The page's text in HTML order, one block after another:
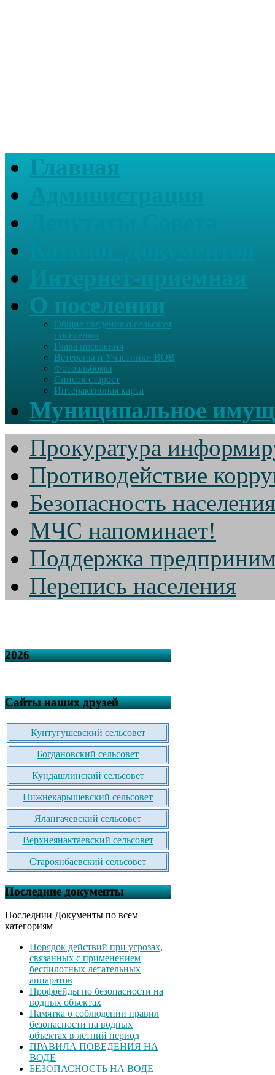
Главная
О поселении
Общие сведения о сельском
поселении
Глава поселения
Ветераны и Участники ВОВ
Фотоальбомы
Список старост
Интерактивная карта
Муниципальное
Прокуратура
Противодействие
Безопасность населения
МЧС напоминает!
Поддержка
Перепись населения
2026
Сайты наших друзей
Кунтугушевский сельсовет
Богдановский сельсовет
Кундашлинский сельсовет
Нижнекарышевский сельсовет
Ялангачевский сельсовет
Верхнеянактаевский сельсовет
Староянбаевский сельсовет
Последние документы
Последнии Документы по всем
категориям
Порядок действий при угрозах,
связанных с применением
беспилотных летательных
аппаратов
Профрейды по безопасности на
водных объектах
Памятка о соблюдении правил
безопасности на водных
объектах в летний период
ПРАВИЛА ПОВЕДЕНИЯ НА
ВОДЕ
БЕЗОПАСНОСТЬ НА ВОДЕ